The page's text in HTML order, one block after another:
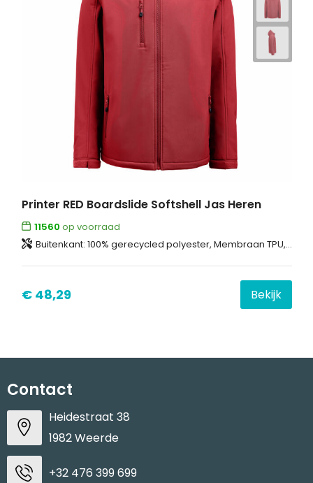
Printer RED Boardslide Softshell Jas Heren
11560 op voorraad
Buitenkant: 100% gerecycled polyester, Membraan TPU, gebonden met 100% gerecycled polyester fleece Wattering: 100% gerecycled polyester Voering: 100% gerecycled polyester
€ 48,29 Bekijk
Contact
Heidestraat 38
1982 Weerde
+32 476 399 699